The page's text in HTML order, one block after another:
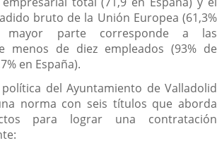
bruto de la Unión Europea (61,3%
mayor parte corresponde a las
menos de diez empleados (93% de
en España).
del Ayuntamiento de Valladolid
norma con seis títulos que aborda
para lograr una contratación